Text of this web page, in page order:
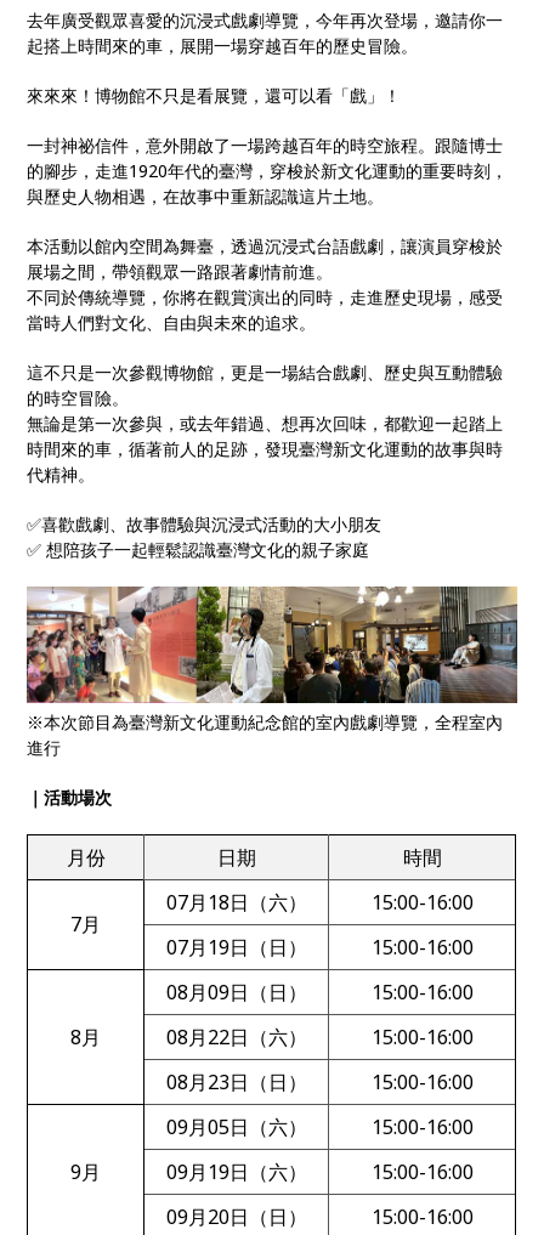
去年廣受觀眾喜愛的沉浸式戲劇導覽，今年再次登場，邀請你一
起搭上時間來的車，展開一場穿越百年的歷史冒險。
來來來！博物館不只是看展覽，還可以看「戲」！
一封神祕信件，意外開啟了一場跨越百年的時空旅程。跟隨博士
的腳步，走進1920年代的臺灣，穿梭於新文化運動的重要時刻，
與歷史人物相遇，在故事中重新認識這片土地。
本活動以館內空間為舞臺，透過沉浸式台語戲劇，讓演員穿梭於
展場之間，帶領觀眾一路跟著劇情前進。
不同於傳統導覽，你將在觀賞演出的同時，走進歷史現場，感受
當時人們對文化、自由與未來的追求。
這不只是一次參觀博物館，更是一場結合戲劇、歷史與互動體驗
的時空冒險。
無論是第一次參與，或去年錯過、想再次回味，都歡迎一起踏上
時間來的車，循著前人的足跡，發現臺灣新文化運動的故事與時
代精神。
✅喜歡戲劇、故事體驗與沉浸式活動的大小朋友
✅ 想陪孩子一起輕鬆認識臺灣文化的親子家庭
※本次節目為臺灣新文化運動紀念館的室內戲劇導覽，全程室內
進行
｜活動場次
月份 日期 時間
7月
07月18日（六）
15:00-16:00
07月19日（日）
15:00-16:00
8月
08月09日（日）
15:00-16:00
08月22日（六）
15:00-16:00
08月23日（日）
15:00-16:00
9月
09月05日（六）
15:00-16:00
09月19日（六）
15:00-16:00
09月20日（日）
15:00-16:00